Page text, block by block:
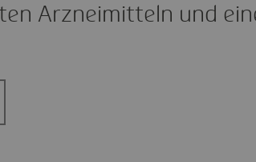
Arzneimitteln und